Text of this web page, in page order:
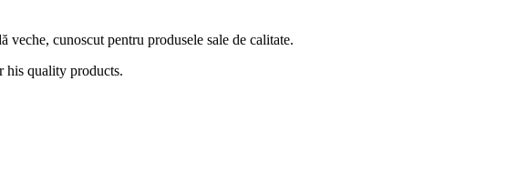
cunoscut pentru produsele sale de calitate.
his quality products.